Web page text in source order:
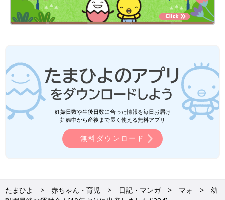
妊娠日数や生後日数に合った情報を毎日お届け
妊娠中から産後まで長く使える無料アプリ
無料ダウンロード
たまひよ 赤ちゃん・育児 日記・マンガ マォ
幼